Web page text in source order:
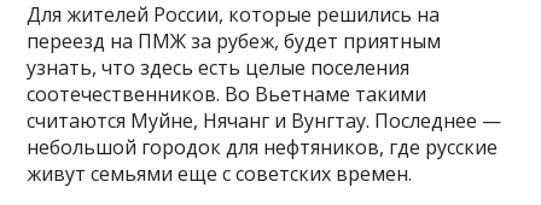
Для жителей России, которые решились на
переезд на ПМЖ за рубеж, будет приятным
узнать, что здесь есть целые поселения
соотечественников. Во Вьетнаме такими
считаются Муйне, Нячанг и Вунгтау. Последнее —
небольшой городок для нефтяников, где русские
живут семьями еще с советских времен.